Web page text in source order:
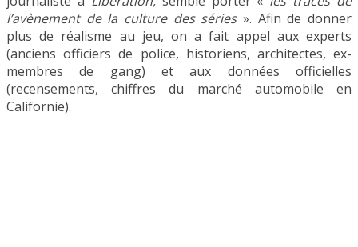
l’avènement de la culture des séries». Afin de donner
plus de réalisme au jeu, on a fait appel aux experts
(anciens officiers de police, historiens, architectes, ex-
membres de gang) et aux données officielles
(recensements, chiffres du marché automobile en
Californie).